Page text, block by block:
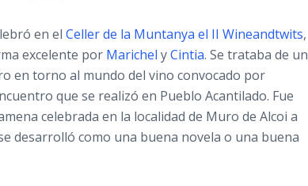
en elCeller de la Muntanya el II Wineandtwits,
excelente por Marichel yCintia. Se trataba de un
en torno al mundo del vino convocado por
que se realizó en Pueblo Acantilado. Fue
celebrada en la localidad de Muro de Alcoi a
desarrolló como una buena novela o una buena